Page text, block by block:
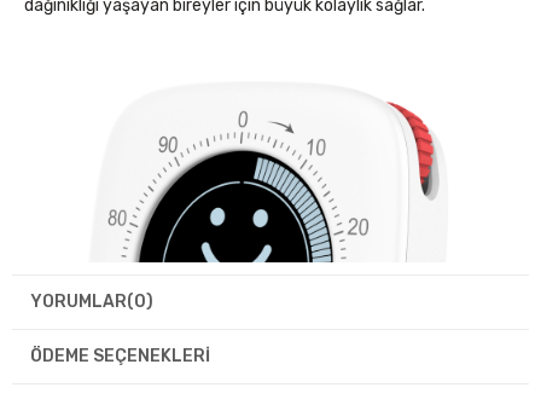
dağınıklığı yaşayan bireyler için büyük kolaylık sağlar.
YORUMLAR(0)
ÖDEME SEÇENEKLERI